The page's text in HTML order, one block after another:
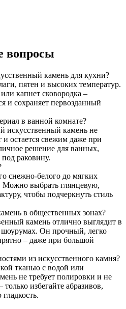
вопросы
камень для кухни?
пятен и высоких температур.
капнет сковородка –
и сохраняет первозданный
в ванной комнате?
искусственный камень не
и остается свежим даже при
решение для ванных,
раковину.
снежно-белого до мягких
выбрать глянцевую,
чтобы подчеркнуть стиль
в общественных зонах?
камень отлично выглядит в
Он прочный, легко
– даже при большой
из искусственного камня?
тканью с водой или
не требует полировки и не
избегайте абразивов,